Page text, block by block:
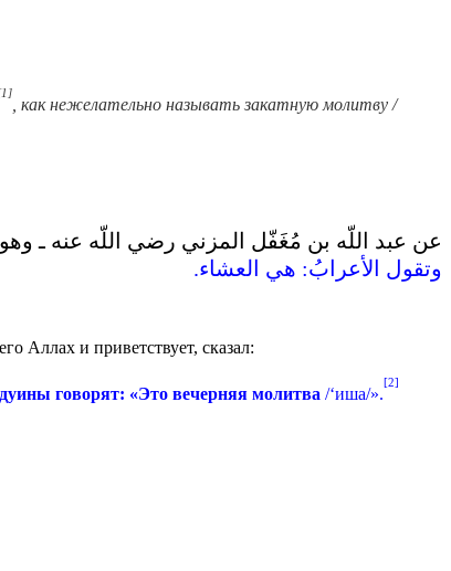
, как нежелательно называть закатную молитву /
عن عبد اللّه بن مُغَفّل المزني رضي اللّه عنه ـ
وتقول الأعرابُ‏:‏ هي العشاء‏.‏
Аллах и приветствует, сказал:
говорят: «Это вечерняя молитва /‘иша/».
[2]